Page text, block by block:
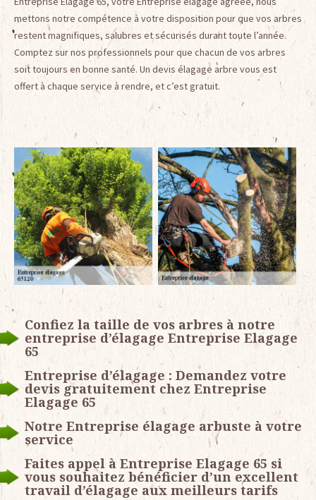
mettons notre compétence à votre disposition pour que vos arbres
restent magnifiques, salubres et sécurisés durant toute l’année.
Comptez sur nos professionnels pour que chacun de vos arbres
soit toujours en bonne santé. Un devis élagage arbre vous est
offert à chaque service à rendre, et c’est gratuit.
Confiez la taille de vos arbres à notre
entreprise d’élagage Entreprise Elagage
65
Entreprise d’élagage : Demandez votre
devis gratuitement chez Entreprise
Elagage 65
Notre Entreprise élagage arbuste à votre
service
Faites appel à Entreprise Elagage 65 si
vous souhaitez bénéficier d’un excellent
travail d’élagage aux meilleurs tarifs